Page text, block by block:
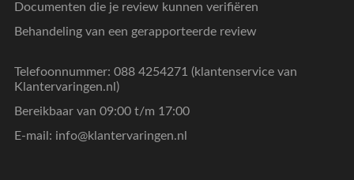
Documenten die je review kunnen verifiëren
Behandeling van een gerapporteerde review
Telefoonnummer: 088 4254271 (klantenservice van
Klantervaringen.nl)
Bereikbaar van 09:00 t/m 17:00
E-mail: info@klantervaringen.nl